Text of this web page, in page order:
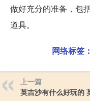
做好充分的准备，包
道具。
网络标签：
上一篇
英吉沙有什么好玩的